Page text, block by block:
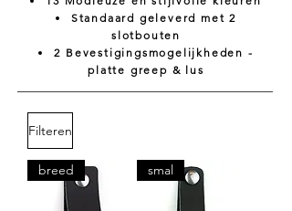
Standaard geleverd met 2
slotbouten
2 Bevestigingsmogelijkheden -
platte greep & lus
Filteren
breed smal